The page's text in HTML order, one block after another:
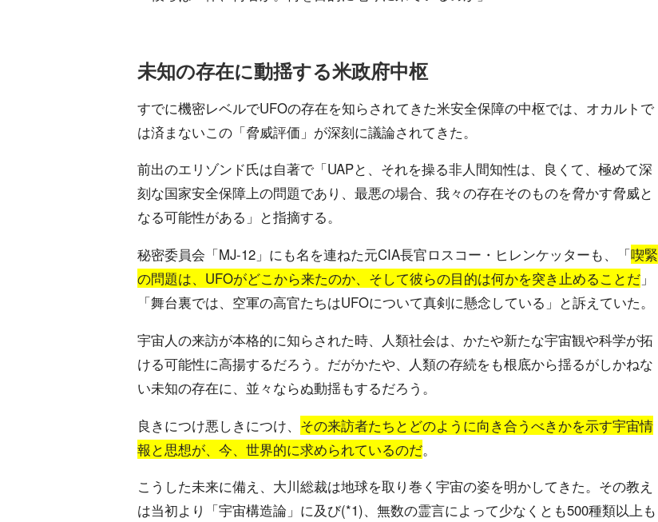
未知の存在に動揺する米政府中枢
すでに機密レベルでUFOの存在を知らされてきた米安全保障の中枢では、オカルトで
は済まないこの「脅威評価」が深刻に議論されてきた。
前出のエリゾンド氏は自著で「UAPと、それを操る非人間知性は、良くて、極めて深
刻な国家安全保障上の問題であり、最悪の場合、我々の存在そのものを脅かす脅威と
なる可能性がある」と指摘する。
秘密委員会「MJ‐12」にも名を連ねた元CIA長官ロスコー・ヒレンケッターも、「喫緊
の問題は、UFOがどこから来たのか、そして彼らの目的は何かを突き止めることだ 」
「舞台裏では、空軍の高官たちはUFOについて真剣に懸念している」と訴えていた。
宇宙人の来訪が本格的に知らされた時、人類社会は、かたや新たな宇宙観や科学が拓
ける可能性に高揚するだろう。だがかたや、人類の存続をも根底から揺るがしかねな
い未知の存在に、並々ならぬ動揺もするだろう。
良きにつけ悪しきにつけ、 その来訪者たちとどのように向き合うべきかを示す宇宙情
報と思想が、今、世界的に求められているのだ。
こうした未来に備え、大川総裁は地球を取り巻く宇宙の姿を明かしてきた。その教え
は当初より「宇宙構造論」に及び(*1)、無数の霊言によって少なくとも500種類以上も